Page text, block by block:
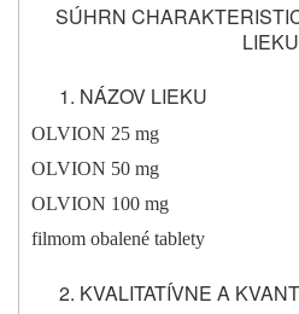
SÚHRN
LIEKU
NÁZOV LIEKU
OLVION 25 mg
OLVION 50 mg
OLVION 100 mg
filmom obalené tablety
KVALITATÍVNE A